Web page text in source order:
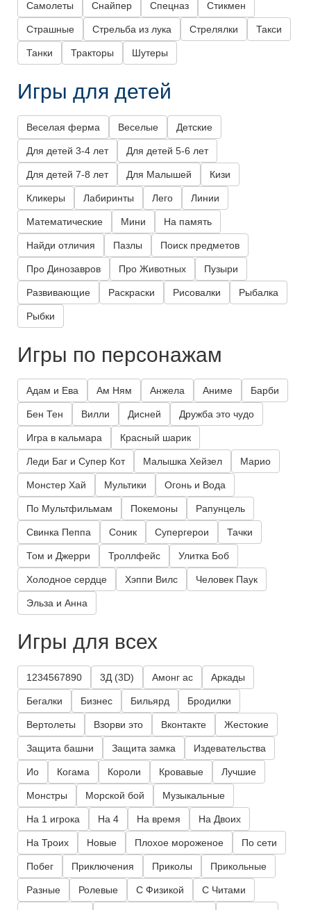
Самолеты Снайпер Спецназ Стикмен
Страшные Стрельба из лука Стрелялки Такси
Танки Тракторы Шутеры
Игры для детей
Веселая ферма Веселые Детские
Для детей 3-4 лет Для детей 5-6 лет
Для детей 7-8 лет Для Малышей Кизи
Кликеры Лабиринты Лего Линии
Математические Мини На память
Найди отличия Пазлы Поиск предметов
Про Динозавров Про Животных Пузыри
Развивающие Раскраски Рисовалки Рыбалка
Рыбки
Игры по персонажам
Адам и Ева Ам Ням Анжела Аниме Барби
Бен Тен Вилли Дисней Дружба это чудо
Игра в кальмара Красный шарик
Леди Баг и Супер Кот Малышка Хейзел Марио
Монстер Хай Мультики Огонь и Вода
По Мультфильмам Покемоны Рапунцель
Свинка Пеппа Соник Супергерои Тачки
Том и Джерри Троллфейс Улитка Боб
Холодное сердце Хэппи Вилс Человек Паук
Эльза и Анна
Игры для всех
1234567890 3Д (3D) Амонг ас Аркады
Бегалки Бизнес Бильярд Бродилки
Вертолеты Взорви это Вконтакте Жестокие
Защита башни Защита замка Издевательства
Ио Когама Короли Кровавые Лучшие
Монстры Морской бой Музыкальные
На 1 игрока На 4 На время На Двоих
На Троих Новые Плохое мороженое По сети
Побег Приключения Приколы Прикольные
Разные Ролевые С Физикой С Читами